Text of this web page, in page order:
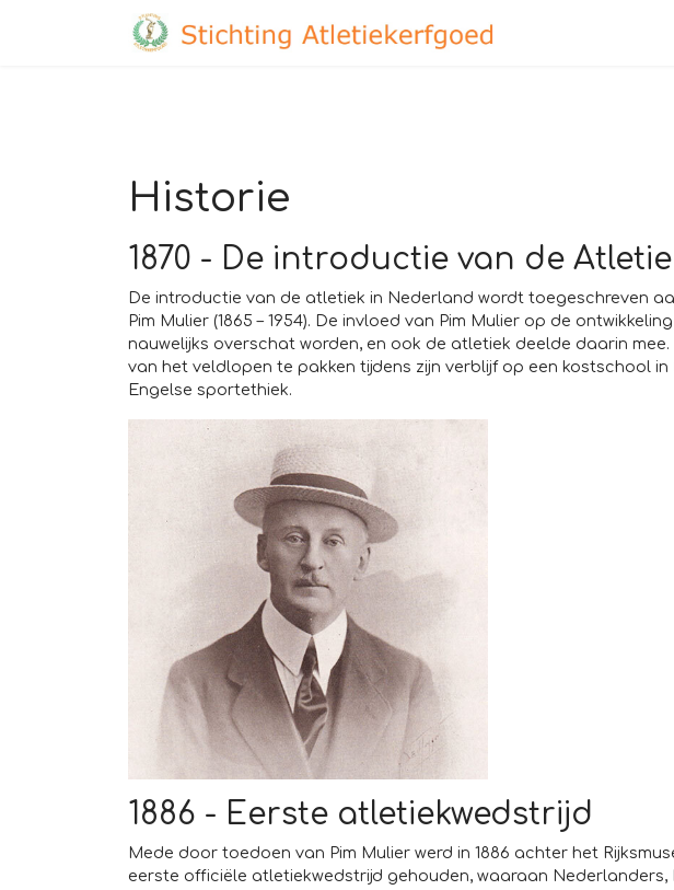
Historie
1870 - De introductie van de
De introductie van de atletiek in Nederland wordt toegeschreven
Pim Mulier (1865 – 1954). De invloed van Pim Mulier op de
nauwelijks overschat worden, en ook de atletiek deelde daarin mee.
van het veldlopen te pakken tijdens zijn verblijf op een kostschool
Engelse sportethiek.
1886 - Eerste atletiekwedstrijd
Mede door toedoen van Pim Mulier werd in 1886 achter het
eerste officiële atletiekwedstrijd gehouden, waaraan Nederlanders,